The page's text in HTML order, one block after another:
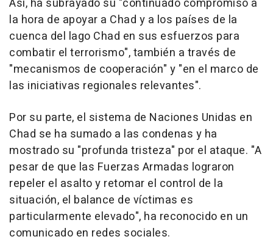
la hora de apoyar a Chad y a los países de la
cuenca del lago Chad en sus esfuerzos para
combatir el terrorismo", también a través de
"mecanismos de cooperación" y "en el marco de
las iniciativas regionales relevantes".
Por su parte, el sistema de Naciones Unidas en
Chad se ha sumado a las condenas y ha
mostrado su "profunda tristeza" por el ataque. "A
pesar de que las Fuerzas Armadas lograron
repeler el asalto y retomar el control de la
situación, el balance de víctimas es
particularmente elevado", ha reconocido en un
comunicado en redes sociales.